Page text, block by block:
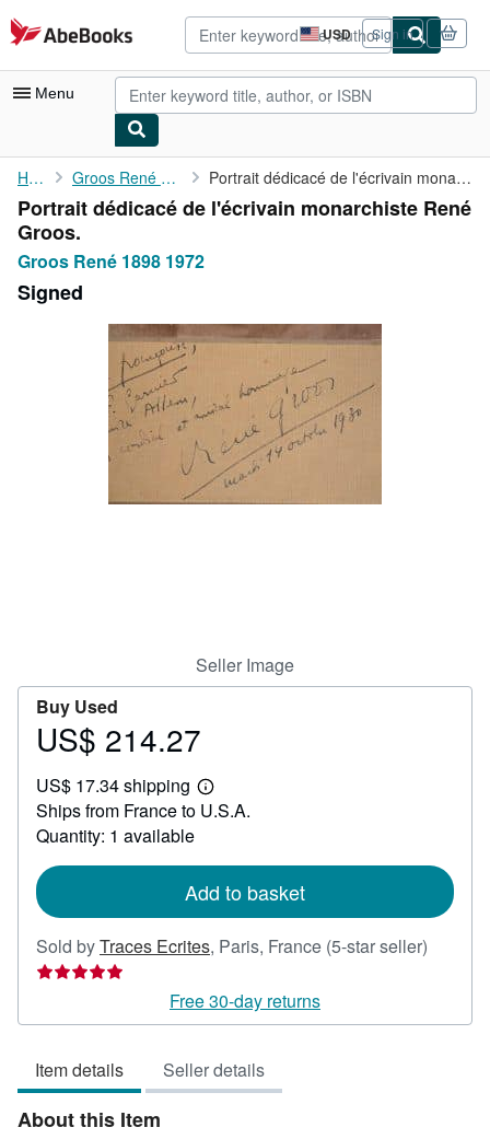
Skip to main content
AbeBooks.com USD
Site
shopping
preferences
Sign in
Menu
My Account
My Purchases
Advanced Search
Browse Collections
Art & Collectibles
Home Groos René 1898 1972 Portrait dédicacé de l'écrivain monarchiste René Groos.
Portrait dédicacé de l'écrivain monarchiste René
Groos.
Groos René 1898 1972
Signed
Seller Image
Buy Used
Price
214.27
US$ 214.27
US$ 17.34 shipping
Learn
more
Ships from France to U.S.A.
Quantity: 1 available
Add to basket
Sold byTraces Ecrites, Paris, France (5-star seller)
out
Free 30-day returns
Item details Seller details
About this Item